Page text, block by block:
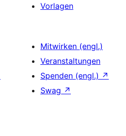
Vorlagen
Mitwirken (engl.)
Veranstaltungen
Spenden (engl.) ↗
Swag ↗